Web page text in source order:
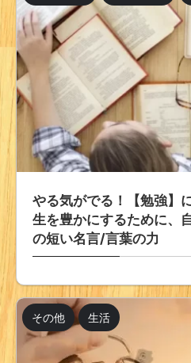
やる気がでる！【勉強】
生を豊かにするために、
の短い名言/言葉の力
その他 生活